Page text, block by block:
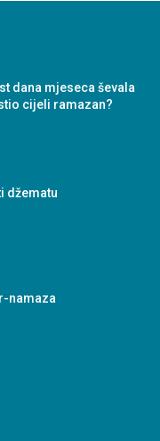
dana mjeseca ševala
cijeli ramazan?
džematu
namaza